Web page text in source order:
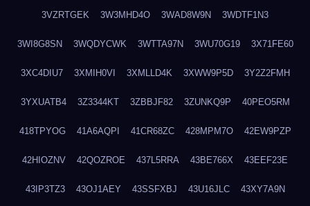
3VZRTGEK 3W3MHD4O 3WAD8W9N 3WDTF1N3
3WI8G8SN 3WQDYCWK 3WTTA97N 3WU70G19 3X71FE60
3XC4DIU7 3XMIH0VI 3XMLLD4K 3XWW9P5D 3Y2Z2FMH
3YXUATB4 3Z3344KT 3ZBBJF82 3ZUNKQ9P 40PEO5RM
418TPYOG 41A6AQPI 41CR68ZC 428MPM7O 42EW9PZP
42HIOZNV 42QOZROE 437L5RRA 43BE766X 43EEF23E
43IP3TZ3 43OJ1AEY 43SSFXBJ 43U16JLC 43XY7A9N